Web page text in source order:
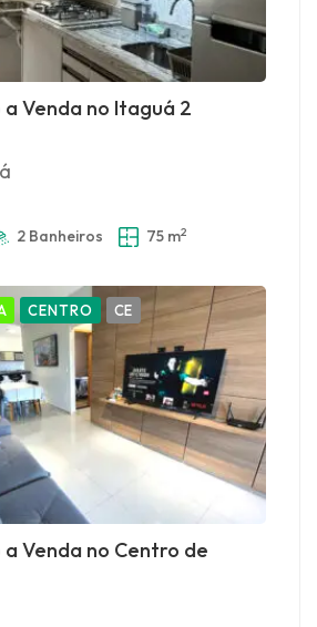
Venda no Itaguá 2
2 Banheiros 75 m2
CENTRO CE
Venda no Centro de